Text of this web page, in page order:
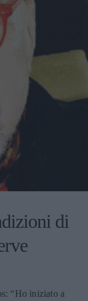
di
“Ho iniziato a